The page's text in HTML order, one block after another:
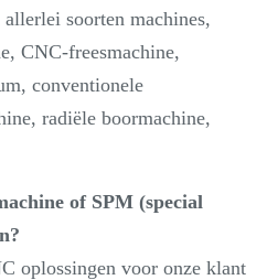
soorten machines,
CNC-freesmachine,
conventionele
radiële boormachine,
of SPM (special
oplossingen voor onze klant